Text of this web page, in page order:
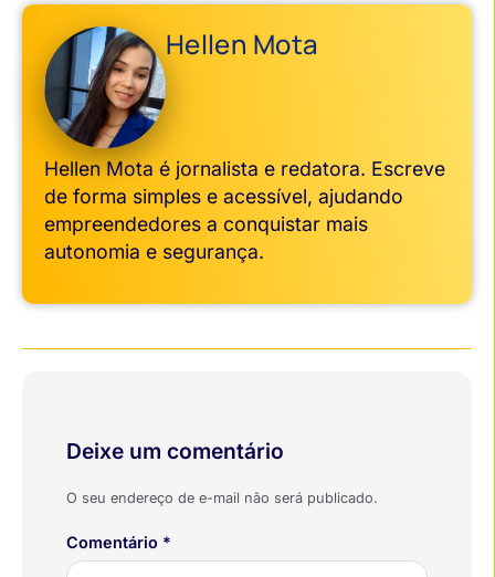
Hellen Mota
Hellen Mota é jornalista e redatora. Escreve
de forma simples e acessível, ajudando
empreendedores a conquistar mais
autonomia e segurança.
Deixe um comentário
O seu endereço de e-mail não será publicado.
Comentário *